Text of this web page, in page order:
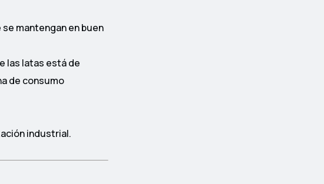
mantengan en buen
las latas está de
de consumo
industrial.